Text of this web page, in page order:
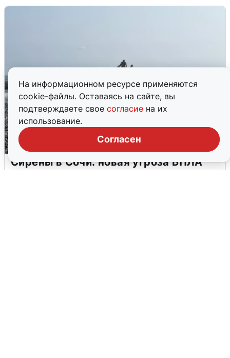
На информационном ресурсе применяются
cookie-файлы. Оставаясь на сайте, вы
подтверждаете свое согласие на их
использование.
Согласен
Сирены в Сочи: новая угроза БПЛА